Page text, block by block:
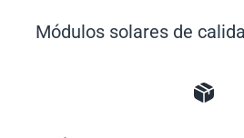
Módulos solares de